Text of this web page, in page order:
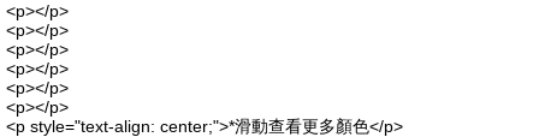
<p></p>
<p></p>
<p></p>
<p></p>
<p></p>
<p></p>
<p style="text-align: center;">*滑動查看更多顏色</p>